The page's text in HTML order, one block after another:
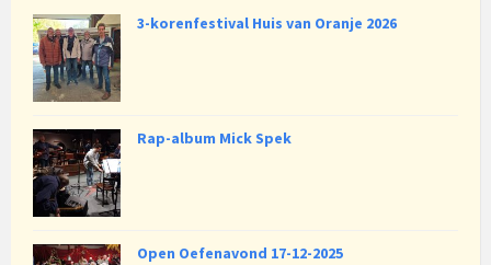
3-korenfestival Huis van Oranje 2026
Rap-album Mick Spek
Open Oefenavond 17-12-2025